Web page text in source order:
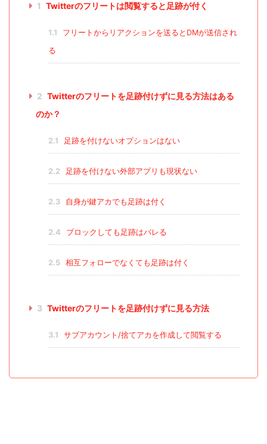
1 Twitterのフリートは閲覧すると足跡が付く
1.1
フリートからリアクションを送るとDMが送信され
る
2 Twitterのフリートを足跡付けずに見る方法はある
のか？
2.1 足跡を付けないオプションはない
2.2 足跡を付けない外部アプリも現状ない
2.3 自身が鍵アカでも足跡は付く
2.4 ブロックしても足跡はバレる
2.5 相互フォローでなくても足跡は付く
3 Twitterのフリートを足跡付けずに見る方法
3.1 サブアカウント/捨てアカを作成して閲覧する